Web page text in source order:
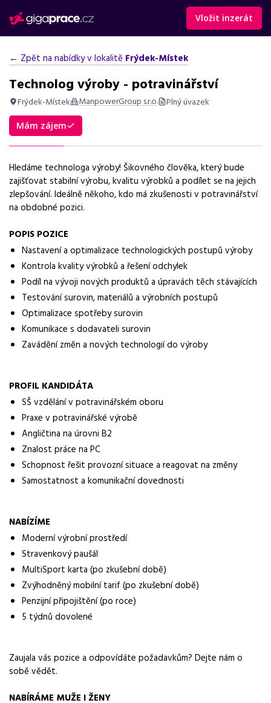
Vložit inzerát
← Zpět na nabídky v lokalitě Frýdek-Místek
Technolog výroby - potravinářství
Frýdek-Místek ManpowerGroup s.r.o. Plný úvazek
Shrnutí nabídky
Nabídka práce technologa výroby v Moravskoslezském kraji,
Základní informace
Pozice
technolog
Obor / skupina
výroba
Lokalita nabídky
Frýdek-Místek
Typ úvazku
Plný úvazek
Forma práce
práce na pracovišti
Vzdělání
Vybrané benefity
stravenkový paušál, MultiSport karta, zvýhodněný mobilní tarif,
penzijní připojištění
Požadavky
SŠ vzdělání v potravinářském oboru, praxe v potravinářské
výrobě, angličtina na úrovni B2
Mám zájem
Hledáme technologa výroby! Šikovného člověka, který bude
zajišťovat stabilní výrobu, kvalitu výrobků a podílet se na jejich
zlepšování. Ideálně někoho, kdo má zkušenosti v potravinářství
na obdobné pozici.
POPIS POZICE
Nastavení a optimalizace technologických postupů výroby
Kontrola kvality výrobků a řešení odchylek
Podíl na vývoji nových produktů a úpravách těch stávajících
Testování surovin, materiálů a výrobních postupů
Optimalizace spotřeby surovin
Komunikace s dodavateli surovin
Zavádění změn a nových technologií do výroby
PROFIL KANDIDÁTA
SŠ vzdělání v potravinářském oboru
Praxe v potravinářské výrobě
Angličtina na úrovni B2
Znalost práce na PC
Schopnost řešit provozní situace a reagovat na změny
Samostatnost a komunikační dovednosti
NABÍZÍME
Moderní výrobní prostředí
Stravenkový paušál
MultiSport karta (po zkušební době)
Zvýhodněný mobilní tarif (po zkušební době)
Penzijní připojištění (po roce)
5 týdnů dovolené
Zaujala vás pozice a odpovídáte požadavkům? Dejte nám o
sobě vědět.
NABÍRÁME MUŽE I ŽENY